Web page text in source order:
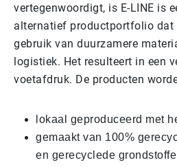
vertegenwoordigt, is E-LINE is
alternatief productportfolio dat
gebruik van duurzamere
logistiek. Het resulteert in een
voetafdruk. De producten
lokaal geproduceerd met
gemaakt van 100%
en gerecyclede